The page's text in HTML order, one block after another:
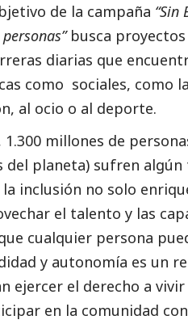
de la campaña “Sin
busca
diarias que
como sociales, como
al ocio o al deporte.
1.300 millones de
del planeta) sufren algún
inclusión no solo
el talento y las
cualquier persona
y autonomía es un
ejercer el derecho a
en la comunidad